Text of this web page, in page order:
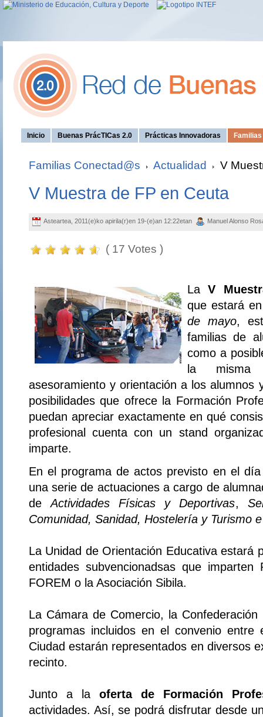
Inicio Buenas PrácTICas 2.0 Prácticas Innovadoras
Familias Conectad@s Actualidad V
V Muestra de FP en Ceuta
Asteartea, 2011(e)ko apirila(r)en 19-(e)an 12:22etan Manuel Alonso
( 17 Votes )
LaV
que estará
de mayo,
familias de
como a
la misma
asesoramiento y orientación a los alumnos
posibilidades que ofrece la Formación
puedan apreciar exactamente en qué
profesional cuenta con un stand
imparte.
En el programa de actos previsto en el
una serie de actuaciones a cargo de
deActividades Físicas y Deportivas,
Comunidad, Sanidad, Hostelería y Turismo
La Unidad de Orientación Educativa estará
entidades subvencionadsas que
FOREM o la Asociación Sibila.
La Cámara de Comercio, la
programas incluidos en el convenio
Ciudad estarán representados en diversos
recinto.
Junto a la oferta de Formación
actividades. Así, se podrá disfrutar desde